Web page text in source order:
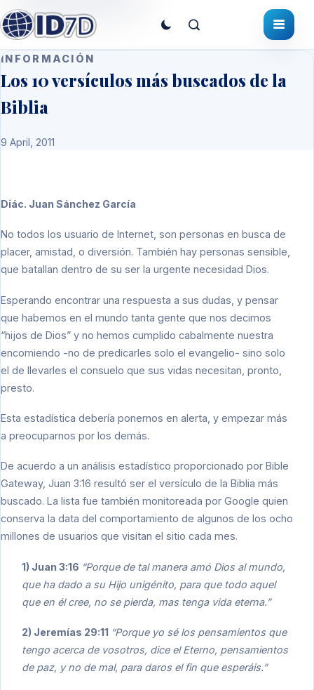
INFORMACIÓN
Los 10 versículos más buscados de la
Biblia
9 April, 2011
Diác. Juan Sánchez García
No todos los usuario de Internet, son personas en busca de
placer, amistad, o diversión. También hay personas sensible,
que batallan dentro de su ser la urgente necesidad Dios.
Esperando encontrar una respuesta a sus dudas, y pensar
que habemos en el mundo tanta gente que nos decimos
“hijos de Dios” y no hemos cumplido cabalmente nuestra
encomiendo -no de predicarles solo el evangelio- sino solo
el de llevarles el consuelo que sus vidas necesitan, pronto,
presto.
Esta estadística debería ponernos en alerta, y empezar más
a preocuparnos por los demás.
De acuerdo a un análisis estadístico proporcionado por Bible
Gateway, Juan 3:16 resultó ser el versículo de la Biblia más
buscado. La lista fue también monitoreada por Google quien
conserva la data del comportamiento de algunos de los ocho
millones de usuarios que visitan el sitio cada mes.
1) Juan 3:16 “Porque de tal manera amó Dios al mundo,
que ha dado a su Hijo unigénito, para que todo aquel
que en él cree, no se pierda, mas tenga vida eterna.”
2) Jeremías 29:11 “Porque yo sé los pensamientos que
tengo acerca de vosotros, dice el Eterno, pensamientos
de paz, y no de mal, para daros el fin que esperáis.”